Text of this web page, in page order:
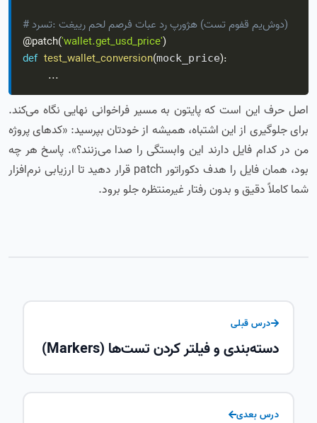
# درست: تغییر محل مصرف تابع در پروژه (تست موفق می‌شود)
@patch('wallet.get_usd_price')
def test_wallet_conversion(mock_price):
...
اصل حرف این است که پایتون به مسیر فراخوانی نهایی نگاه می‌کند.
برای جلوگیری از این اشتباه، همیشه از خودتان بپرسید: «کدهای پروژه
من در کدام فایل دارند این وابستگی را صدا می‌زنند؟». پاسخ هر چه
بود، همان فایل را هدف دکوراتور patch قرار دهید تا ارزیابی نرم‌افزار
شما کاملاً دقیق و بدون رفتار غیرمنتظره جلو برود.
درس قبلی
دسته‌بندی و فیلتر کردن تست‌ها (Markers)
درس بعدی